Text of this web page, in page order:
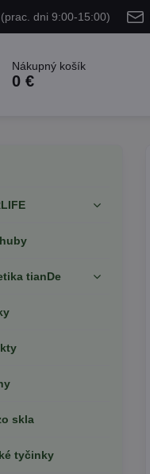
dni 9:00-15:00)
Nákupný košík
0 €
tianDe
skla
tyčinky